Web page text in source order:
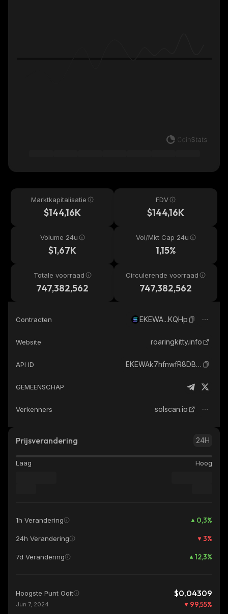
Marktkapitalisatie
$144,16K
FDV
$144,16K
Volume 24u
$1,67K
Vol/Mkt Cap 24u
1,15%
Totale voorraad
747,382,562
Circulerende voorraad
747,382,562
Contracten EKEWA...KQHp
Website roaringkitty.info
API ID EKEWAk7hfnwfR8DBb1cTayPPambqyC7pwNiYkaYQKQHp_solana
GEMEENSCHAP
Verkenners solscan.io
Prijsverandering 24H
Laag Hoog
1h Verandering 0,3%
24h Verandering 3%
7d Verandering 12,3%
Hoogste Punt Ooit $0,04309
Jun 7, 2024 99,55%